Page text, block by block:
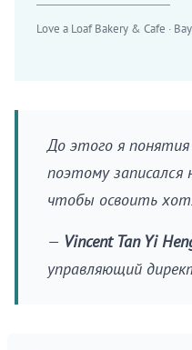
Love a Loaf Bakery & Cafe ·
До этого я
поэтому записался
чтобы освоить
— Vincent Tan Yi
управляющий